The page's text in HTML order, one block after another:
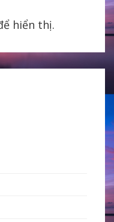
hiển thị.